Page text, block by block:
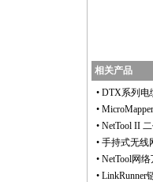
相关产品
• DTX系列电
•
• NetTool II
• 手持式无线
• NetTool网
• LinkRunner